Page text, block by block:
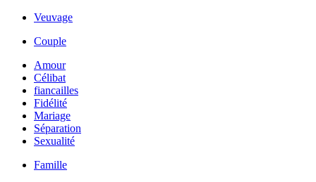
Veuvage
Couple
Amour
Célibat
fiancailles
Fidélité
Mariage
Séparation
Sexualité
Famille